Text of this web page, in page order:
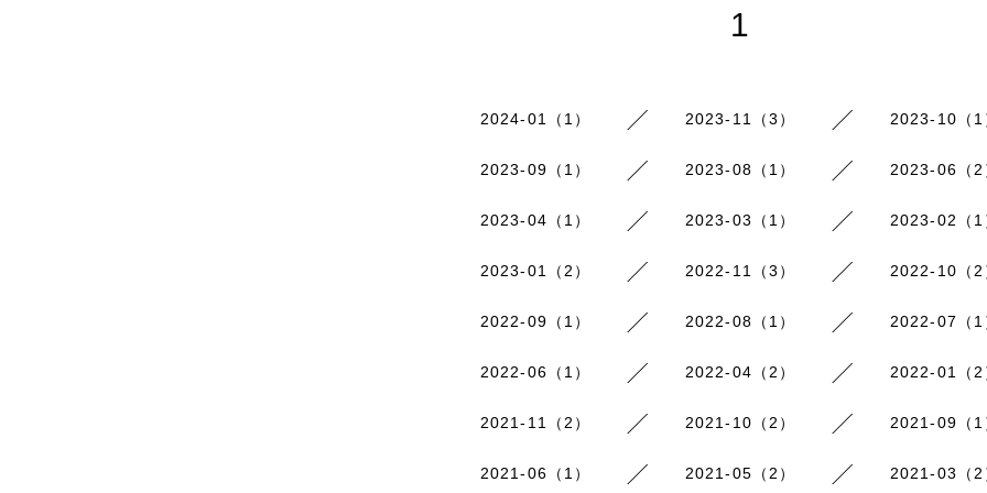
1
2024-01（1） 2023-11（3） 2023-10（1
2023-09（1） 2023-08（1） 2023-06（2
2023-04（1） 2023-03（1） 2023-02（1
2023-01（2） 2022-11（3） 2022-10（2
2022-09（1） 2022-08（1） 2022-07（1
2022-06（1） 2022-04（2） 2022-01（2
2021-11（2） 2021-10（2） 2021-09（1
2021-06（1） 2021-05（2） 2021-03（2